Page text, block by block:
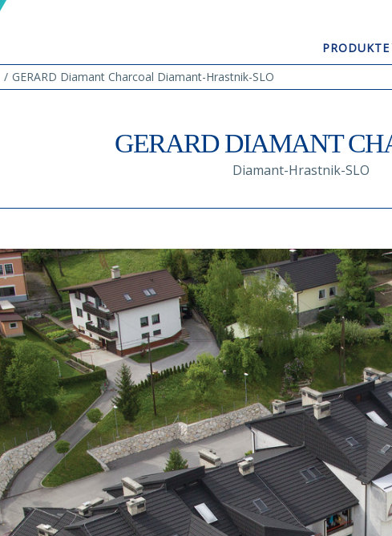
PRODUKTE
GERARD Diamant Charcoal Diamant-Hrastnik-SLO
GERARD DIAMANT
Diamant-Hrastnik-SLO